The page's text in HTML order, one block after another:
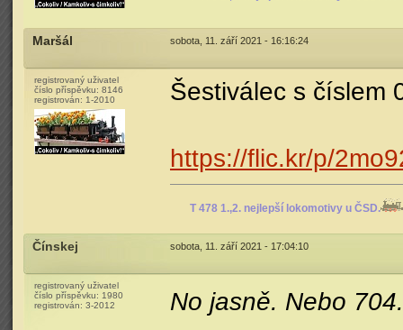
Maršál sobota, 11. září 2021 - 16:16:24
registrovaný uživatel
číslo příspěvku: 8146
registrován: 1-2010 Šestiválec s číslem
https://flic.kr/p/
T 478 1.,2. nejlepší lokomotivy u ČSD.
Čínskej sobota, 11. září 2021 - 17:04:10
registrovaný uživatel
číslo příspěvku: 1980
registrován: 3-2012
No jasně. Nebo 704.